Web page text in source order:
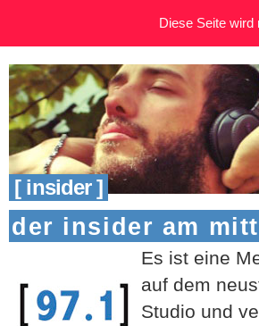
[ insider ]
der insider am
Es ist eine
auf dem
Studio und
Diese Seite wird